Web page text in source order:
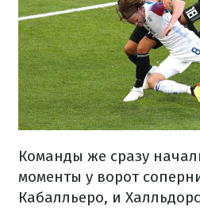
Команды же сразу
моменты у ворот
Кабалльеро, и